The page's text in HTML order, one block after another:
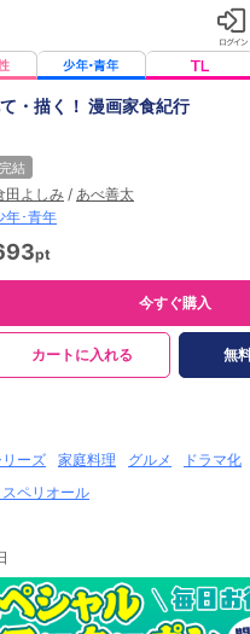
・描く！ 漫画家食紀行
完結
田よしみ / あべ善太
年･青年
pt
今すぐ購入
カートに入れる 無
る秘話を、
ボンさんがインタビュー！！
の
画界に燦然と輝く名作の裏話を、
した。
ーズ 家庭料理 グルメ ドラマ化
ペリオール